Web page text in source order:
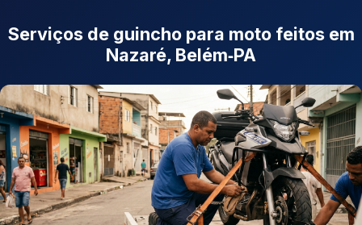
Serviços de guincho para moto feitos em
Nazaré, Belém‑PA